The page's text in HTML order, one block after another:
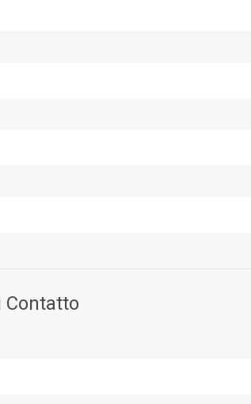
Contatto